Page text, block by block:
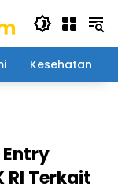
Kesehatan
RI Terkait